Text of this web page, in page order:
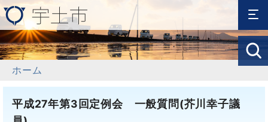
ホーム
平成27年第3回定例会 一般質問(芥川幸子議